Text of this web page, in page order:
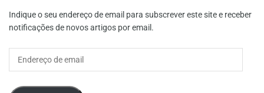
Indique o seu endereço de email para subscrever este site e receber
notificações de novos artigos por email.